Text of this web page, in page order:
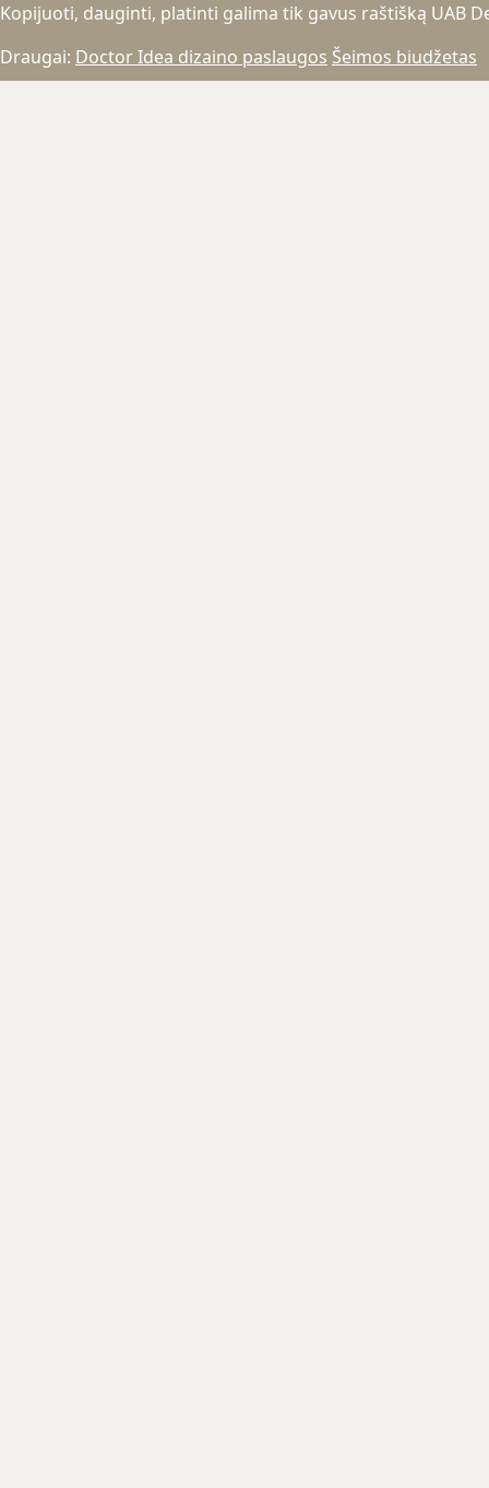
Kopijuoti, dauginti, platinti galima tik gavus raštišką UAB
Draugai: Doctor Idea dizaino paslaugos Šeimos biudžetas